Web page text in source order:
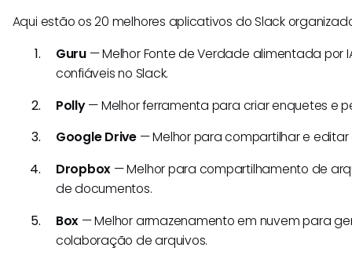
Aqui estão os 20 melhores aplicativos do Slack
Guru— Melhor Fonte de Verdade alimentada por
confiáveis no Slack.
Polly— Melhor ferramenta para criar enquetes e
Google Drive— Melhor para compartilhar e
Dropbox — Melhor para compartilhamento de
de documentos.
Box — Melhor armazenamento em nuvem para
colaboração de arquivos.